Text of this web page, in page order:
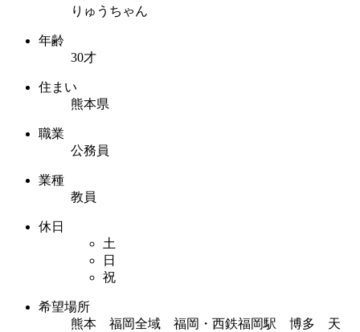
りゅうちゃん
年齢
30才
住まい
熊本県
職業
公務員
業種
教員
休日
土
日
祝
希望場所
熊本 福岡全域 福岡・西鉄福岡駅 博多 天